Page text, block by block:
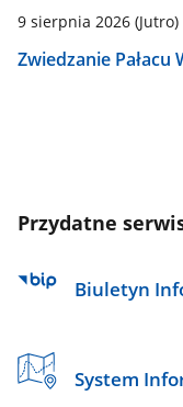
9 sierpnia 2026(Jutro)
Zwiedzanie Pałacu
Przydatne
Biuletyn
System